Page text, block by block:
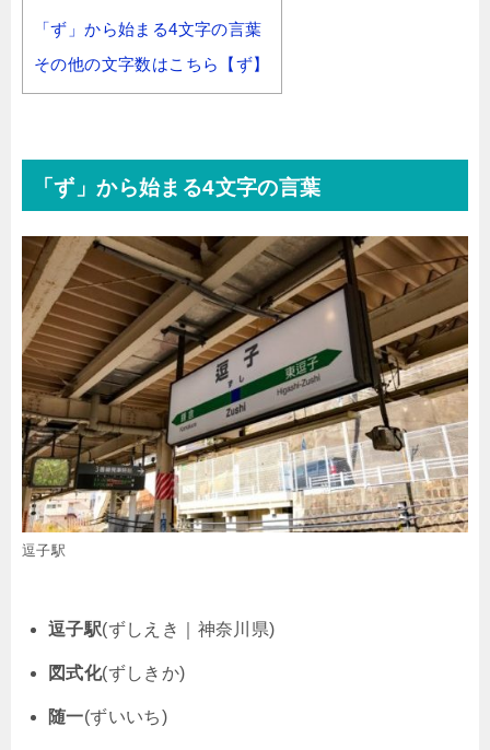
「ず」から始まる4文字の言葉
その他の文字数はこちら【ず】
「ず」から始まる4文字の言葉
逗子駅
逗子駅(ずしえき｜神奈川県)
図式化(ずしきか)
随一(ずいいち)